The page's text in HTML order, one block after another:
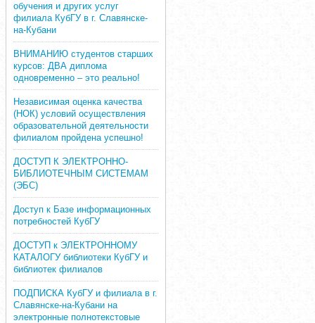
обучения и других услуг
филиала КубГУ в г. Славянске-
на-Кубани
ВНИМАНИЮ студентов старших
курсов: ДВА диплома
одновременно – это реально!
Независимая оценка качества
(НОК) условий осуществления
образовательной деятельности
филиалом пройдена успешно!
ДОСТУП К ЭЛЕКТРОННО-
БИБЛИОТЕЧНЫМ СИСТЕМАМ
(ЭБС)
Доступ к Базе информационных
потребностей КубГУ
ДОСТУП к ЭЛЕКТРОННОМУ
КАТАЛОГУ библиотеки КубГУ и
библиотек филиалов
ПОДПИСКА КубГУ и филиала в г.
Славянске-на-Кубани на
электронные полнотекстовые